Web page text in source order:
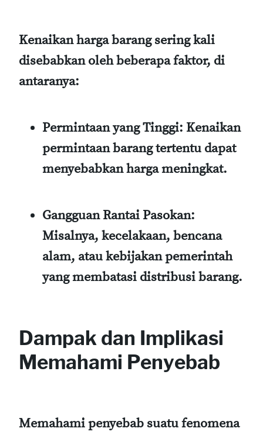
Kenaikan harga barang sering kali
disebabkan oleh beberapa faktor, di
antaranya:
Permintaan yang Tinggi: Kenaikan
permintaan barang tertentu dapat
menyebabkan harga meningkat.
Gangguan Rantai Pasokan:
Misalnya, kecelakaan, bencana
alam, atau kebijakan pemerintah
yang membatasi distribusi barang.
Dampak dan Implikasi
Memahami Penyebab
Memahami penyebab suatu fenomena